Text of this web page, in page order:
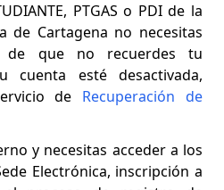
PTGAS o PDI de la
de Cartagena no necesitas
de que no recuerdes tu
esté desactivada,
de Recuperación de
y necesitas acceder a los
Electrónica, inscripción a